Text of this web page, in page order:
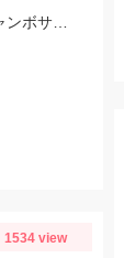
1534 view